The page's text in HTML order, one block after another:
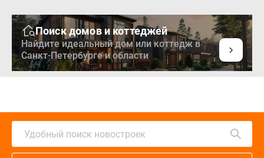
Поиск домов и коттеджей
Найдите идеальный дом или коттедж в
Санкт-Петербурге и области
Удобный поиск новостроек